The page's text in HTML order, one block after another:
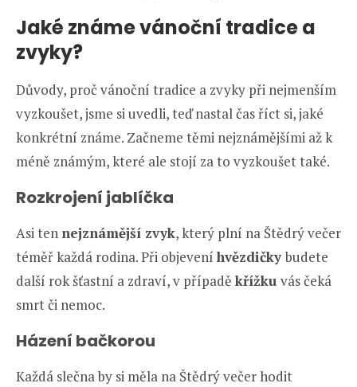
Jaké známe vánoční tradice a
zvyky?
Důvody, proč vánoční tradice a zvyky při nejmenším
vyzkoušet, jsme si uvedli, teď nastal čas říct si, jaké
konkrétní známe. Začneme těmi nejznámějšími až k
méně známým, které ale stojí za to vyzkoušet také.
Rozkrojení jablíčka
Asi ten nejznámější zvyk, který plní na Štědrý večer
téměř každá rodina. Při objevení hvězdičkybudete
další rok šťastní a zdraví, v případě křížku vás čeká
smrt či nemoc.
Házení bačkorou
Každá slečna by si měla na Štědrý večer hodit